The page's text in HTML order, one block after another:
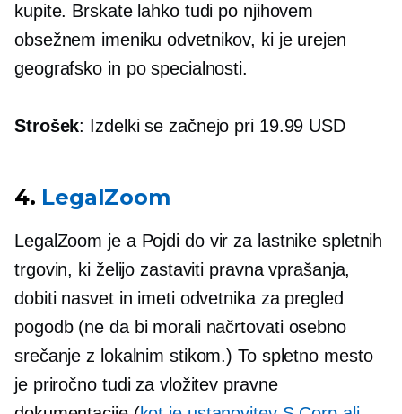
kupite. Brskate lahko tudi po njihovem
obsežnem imeniku odvetnikov, ki je urejen
geografsko in po specialnosti.
Strošek: Izdelki se začnejo pri 19.99 USD
4. LegalZoom
LegalZoom je a Pojdi dovir za lastnike spletnih
trgovin, ki želijo zastaviti pravna vprašanja,
dobiti nasvet in imeti odvetnika za pregled
pogodb (ne da bi morali načrtovati osebno
srečanje z lokalnim stikom.) To spletno mesto
je priročno tudi za vložitev pravne